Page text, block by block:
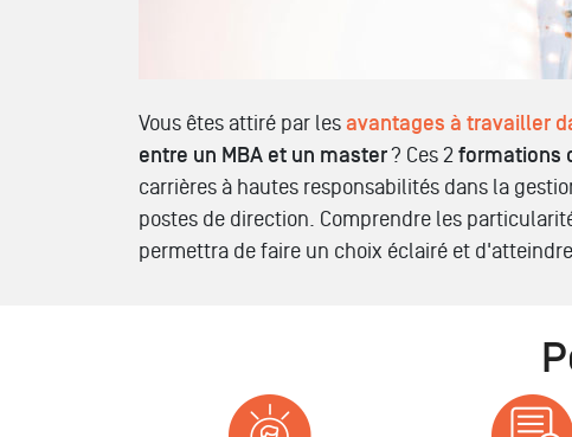
Vous êtes attiré par les avantages à travailler
entre un MBA et un master? Ces 2 formations
carrières à hautes responsabilités dans la
postes de direction. Comprendre les
permettra de faire un choix éclairé et